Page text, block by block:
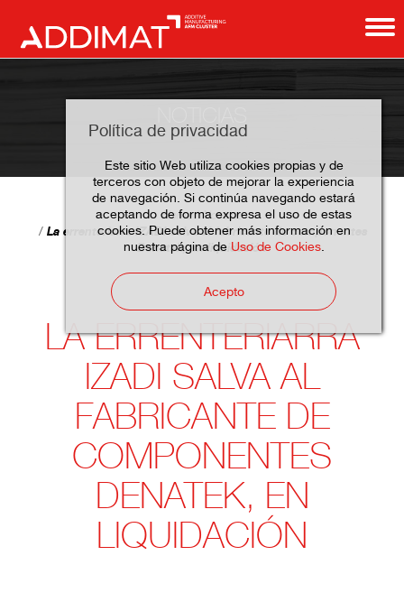
Política de privacidad
Este sitio Web utiliza cookies propias y de
terceros con objeto de mejorar la experiencia
de navegación. Si continúa navegando estará
aceptando de forma expresa el uso de estas
cookies. Puede obtener más información en
nuestra página de Uso de Cookies.
Acepto
Home Noticias
La errenteriarra IZADI salva al fabricante de componentes
Denatek, en liquidación
LA ERRENTERIARRA
IZADI SALVA AL
FABRICANTE DE
COMPONENTES
DENATEK, EN
LIQUIDACIÓN